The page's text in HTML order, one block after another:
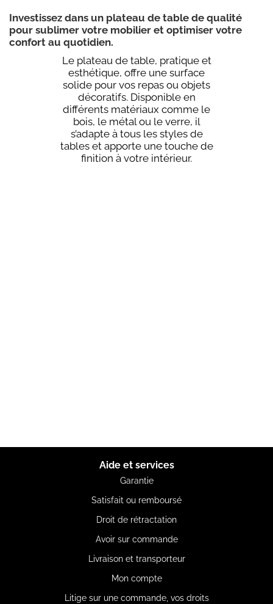
Le plateau de table, pratique et
esthétique, offre une surface
solide pour vos repas ou objets
décoratifs. Disponible en
différents matériaux comme le
bois, le métal ou le verre, il
s’adapte à tous les styles de
tables et apporte une touche de
finition à votre intérieur.
Investissez dans un plateau de table de qualité
pour sublimer votre mobilier et optimiser votre
confort au quotidien.
Aide et services
Garantie
Satisfait ou remboursé
Droit de rétractation
Avoir sur commande
Livraison et transporteur
Mon compte
Litige sur une commande, vos droits